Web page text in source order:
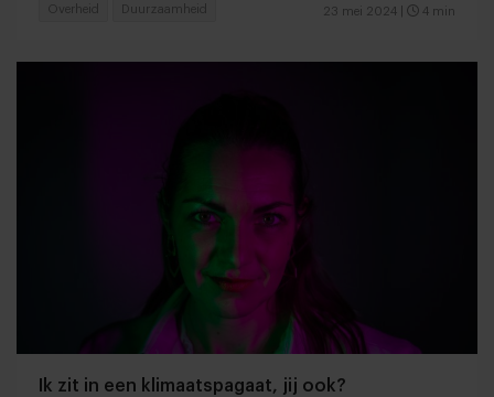
23 mei 2024 4 min
Overheid Duurzaamheid
Ik zit in een klimaatspagaat, jij ook?